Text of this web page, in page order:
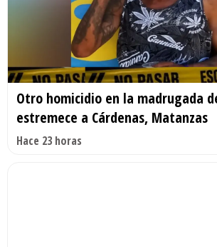
Otro homicidio en la madrugada
estremece a Cárdenas, Matanzas
Hace 23 horas